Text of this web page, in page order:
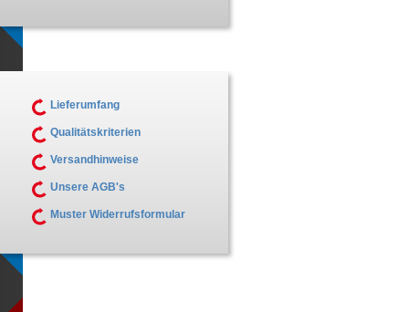
Lieferumfang
Qualitätskriterien
Versandhinweise
Unsere AGB's
Muster Widerrufsformular